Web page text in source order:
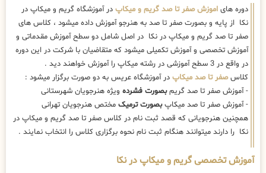
دوره های اموزش صفر تا صد گریم و میکاپ در آموزشگاه گریم و میکاپ در
نکا از پایه و بصورت صفر تا صد به هنرجو آموزش داده میشود ، کلاس های
صفر تا صد گریم و میکاپ در نکا در اصل شامل دو سطح آموزش مقدماتی و
آموزش تخصصی و آموزش تکمیلی میشود که متقاضیان با شرکت در این دوره
در واقع در 3 سطح آموزشی در رشته میکاپ را آموزش خواهند دید .
کلاسصفر تا صد میکاپ در آموزشگاه عریس به دو صورت برگزار میشود :
- آموزش صفر تا صد گریمبصورت فشرده ویژه هنرجویان شهرستانی
- آموزش صفر تا صد میکاپبصورت ترمیک مختص هنرجویان تهرانی
همچنین هنرجویانی که قصد ثبت نام در کلاس صفر تا صد گریم و میکاپ در
نکا را دارند میتوانند هنگام ثبت نام نحوه برگزاری کلاس را انتخاب نمایند .
آموزش تخصصی گریم و میکاپ در نکا